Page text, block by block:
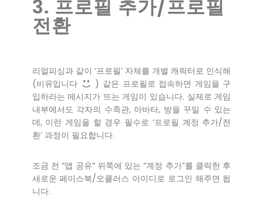
3. 프로필 추가/프로필
전환
리얼피싱과 같이 ‘프로필’ 자체를 개별 캐릭터로 인식해
(비유입니다
) 같은 프로필로 접속하면 게임을 구
입하라는 메시지가 뜨는 게임이 있습니다. 실제로 게임
내부에서도 각자의 수족관, 아바타, 방을 꾸밀 수 있는
데, 이런 게임을 할 경우 필수로 ‘프로필 계정 추가/전
환’ 과정이 필요합니다.
조금 전 “앱 공유” 위쪽에 있는 “계정 추가”를 클릭한 후
새로운 페이스북/오큘러스 아이디로 로그인 해주면 됩
니다.